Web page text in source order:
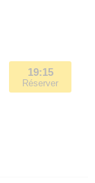
19:15
Réserver